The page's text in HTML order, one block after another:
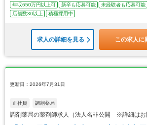
年収650万円以上可 新卒も応募可能 未経験者も応募可能
店舗数30以上
積極採用中
求人の詳細を見る この求人に
更新日：2026年7月31日
正社員 調剤薬局
調剤薬局の薬剤師求人（法人名非公開 ※詳細はお